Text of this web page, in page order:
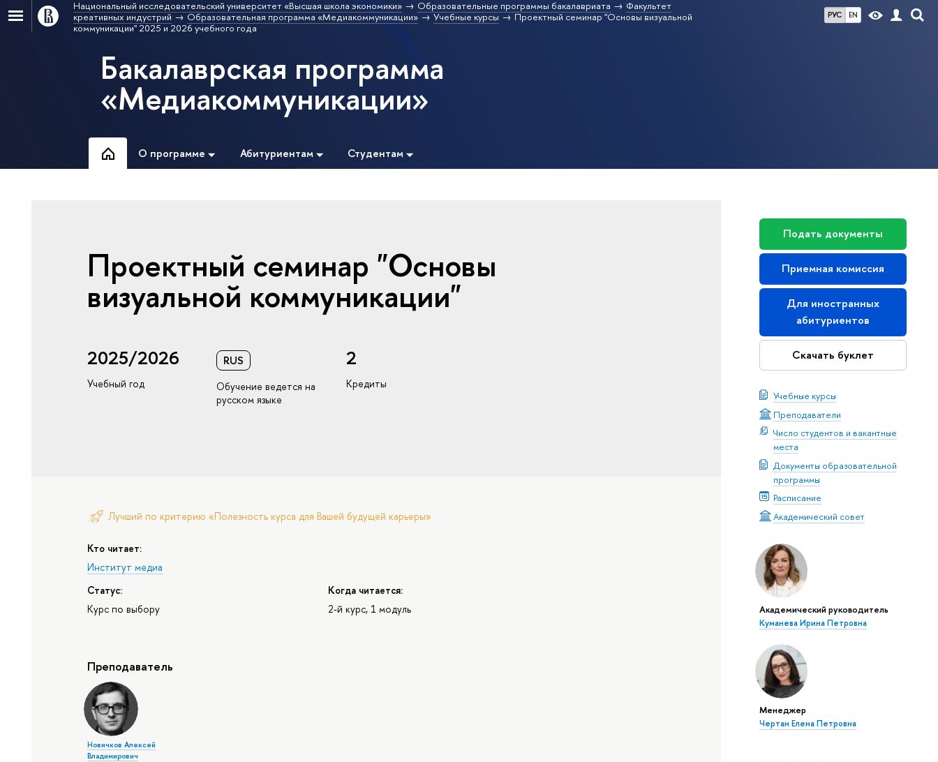
РУС EN
Национальный исследовательский университет «Высшая школа экономики» Образовательные программы бакалавриата
Факультет
креативных индустрий
Образовательная программа «Медиакоммуникации» Учебные курсы
Проектный семинар "Основы визуальной
коммуникации" 2025 и 2026 учебного года
Бакалаврская программа
«Медиакоммуникации»
О программе Абитуриентам Студентам
Подать документы
Приемная комиссия
Для иностранных
абитуриентов
Скачать буклет
Учебные курсы
Преподаватели
Число студентов и вакантные
места
Документы образовательной
программы
Расписание
Академический совет
Академический руководитель
Куманева Ирина Петровна
Менеджер
Чертан Елена Петровна
Проектный семинар "Основы
визуальной коммуникации"
2025/2026
Учебный год
RUS
Обучение ведется на
русском языке
2
Кредиты
Лучший по критерию «Полезность курса для Вашей будущей карьеры»
Кто читает:
Институт медиа
Статус:
Курс по выбору
Когда читается:
2-й курс, 1 модуль
Преподаватель
Новичков Алексей
Владимирович